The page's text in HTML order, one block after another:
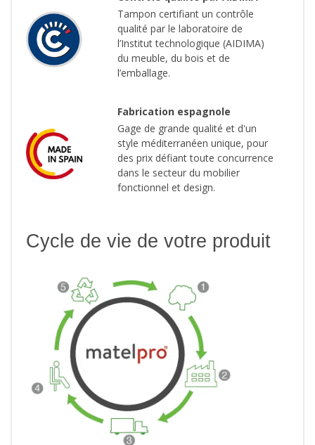
Tampon certifiant un contrôle
qualité par le laboratoire de
l’Institut technologique (AIDIMA)
du meuble, du bois et de
l’emballage.
Fabrication espagnole
Gage de grande qualité et d'un
style méditerranéen unique, pour
des prix défiant toute concurrence
dans le secteur du mobilier
fonctionnel et design.
Cycle de vie de votre produit